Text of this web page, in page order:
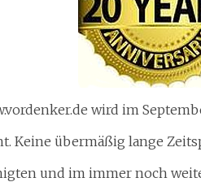
wird im
Keine übermäßig lange
und im immer noch